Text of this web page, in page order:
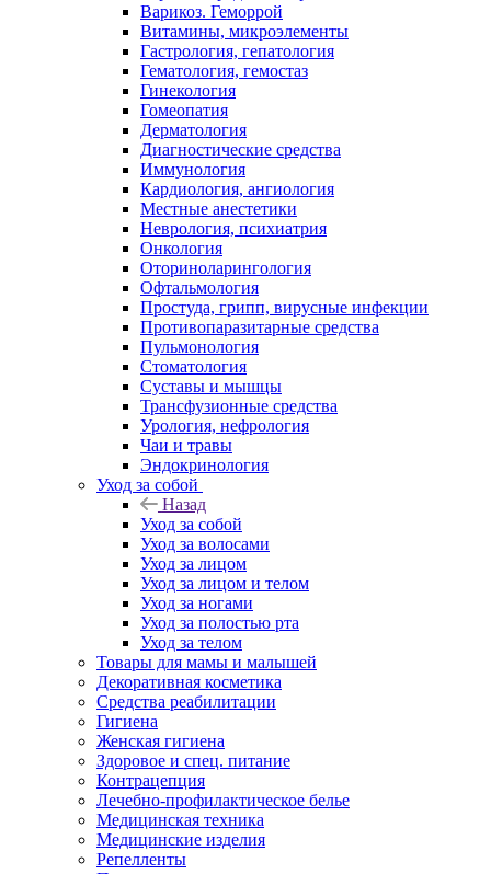
Варикоз. Геморрой
Витамины, микроэлементы
Гастрология, гепатология
Гематология, гемостаз
Гинекология
Гомеопатия
Дерматология
Диагностические средства
Иммунология
Кардиология, ангиология
Местные анестетики
Неврология, психиатрия
Онкология
Оториноларингология
Офтальмология
Простуда, грипп, вирусные инфекции
Противопаразитарные средства
Пульмонология
Стоматология
Суставы и мышцы
Трансфузионные средства
Урология, нефрология
Чаи и травы
Эндокринология
Уход за собой
Назад
Уход за собой
Уход за волосами
Уход за лицом
Уход за лицом и телом
Уход за ногами
Уход за полостью рта
Уход за телом
Товары для мамы и малышей
Декоративная косметика
Средства реабилитации
Гигиена
Женская гигиена
Здоровое и спец. питание
Контрацепция
Лечебно-профилактическое белье
Медицинская техника
Медицинские изделия
Репелленты